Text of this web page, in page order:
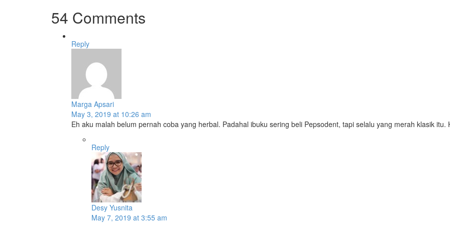
54 Comments
Reply
Marga Apsari
May 3, 2019 at 10:26 am
Eh aku malah belum pernah coba yang herbal. Padahal ibuku sering beli Pepsodent, tapi selalu yang merah klasik itu.
Reply
Desy Yusnita
May 7, 2019 at 3:55 am